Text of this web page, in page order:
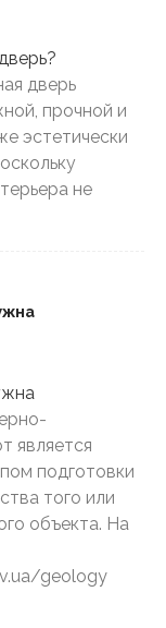
дверь
прочной и
эстетически
не
является
подготовки
того или
объекта. На
geology